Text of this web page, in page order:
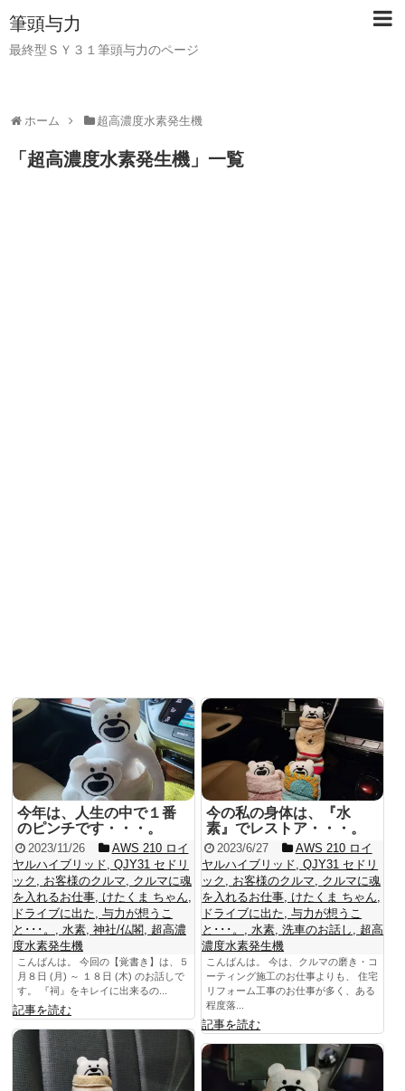
筆頭与力
最終型ＳＹ３１筆頭与力のページ
ホーム 超高濃度水素発生機
「 超高濃度水素発生機 」 一覧
今年は、人生の中で１番
のピンチです・・・。
2023/11/26
AWS 210 ロイ
ヤルハイブリッド, QJY31 セドリ
ック , お客様のクルマ, クルマに魂
を入れるお仕事, けたくま ちゃん,
ドライブに出た, 与力が想うこ
と･･･。 , 水素, 神社/仏閣, 超高濃
度水素発生機
こんばんは。 今回の【覚書き】は、５
月８日 (月) ～ １８日 (木) のお話しで
す。 『祠』をキレイに出来るの...
記事を読む
今の私の身体は、『水
素』でレストア・・・。
2023/6/27
AWS 210 ロイ
ヤルハイブリッド,QJY31 セドリ
ック , お客様のクルマ, クルマに魂
を入れるお仕事, けたくま ちゃん,
ドライブに出た,与力が想うこ
と･･･。 ,水素,洗車のお話し , 超高
濃度水素発生機
こんばんは。 今は、クルマの磨き・コ
ーティング施工のお仕事よりも、 住宅
リフォーム工事のお仕事が多く、ある
程度落...
記事を読む